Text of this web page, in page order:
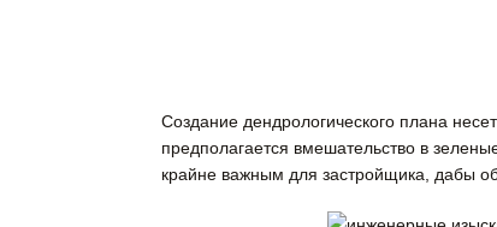
Создание дендрологического плана
предполагается вмешательство в
крайне важным для застройщика, дабы